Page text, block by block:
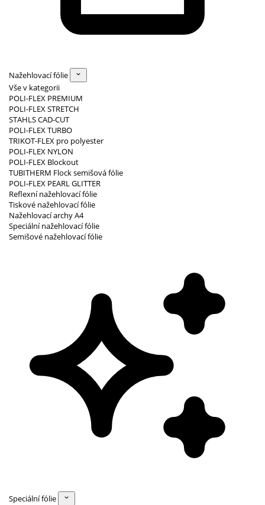
Nažehlovací fólie
Vše v kategorii
POLI-FLEX PREMIUM
POLI-FLEX STRETCH
STAHLS CAD-CUT
POLI-FLEX TURBO
TRIKOT-FLEX pro polyester
POLI-FLEX NYLON
POLI-FLEX Blockout
TUBITHERM Flock semišová fólie
POLI-FLEX PEARL GLITTER
Reflexní nažehlovací fólie
Tiskové nažehlovací fólie
Nažehlovací archy A4
Speciální nažehlovací fólie
Semišové nažehlovací fólie
Speciální fólie